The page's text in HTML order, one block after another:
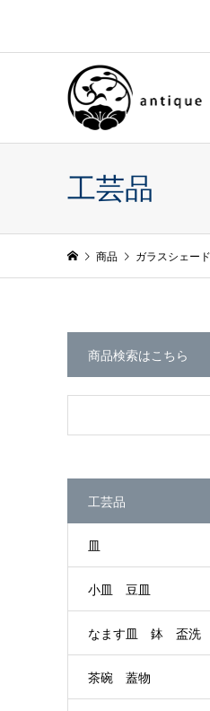
工芸品
商品 ガラスシェ
商品検索はこちら
工芸品
皿
小皿 豆皿
なます皿 鉢 盃洗
茶碗 蓋物